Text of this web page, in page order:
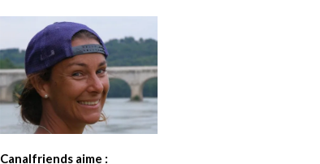
Canalfriends aime :